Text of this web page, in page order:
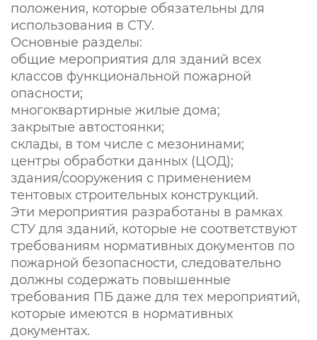
положения, которые обязательны для
использования в СТУ.
Основные разделы:
общие мероприятия для зданий всех
классов функциональной пожарной
опасности;
многоквартирные жилые дома;
закрытые автостоянки;
склады, в том числе с мезонинами;
центры обработки данных (ЦОД);
здания/сооружения с применением
тентовых строительных конструкций.
Эти мероприятия разработаны в рамках
СТУ для зданий, которые не соответствуют
требованиям нормативных документов по
пожарной безопасности, следовательно
должны содержать повышенные
требования ПБ даже для тех мероприятий,
которые имеются в нормативных
документах.